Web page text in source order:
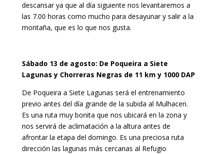
descansar ya que al día siguiente nos levantaremos a
las 7.00 horas como mucho para desayunar y salir a la
montaña, que es lo que nos gusta.
Sábado 13 de agosto: De Poqueira a Siete
Lagunas y Chorreras Negras de 11 km y 1000 DAP
De Poqueira a Siete Lagunas será el entrenamiento
previo antes del día grande de la subida al Mulhacen.
Es una ruta muy bonita que nos ubicará en la zona y
nos servirá de aclimatación a la altura antes de
afrontar la etapa del domingo. Es una preciosa ruta
dirección las lagunas más cercanas al Refugio